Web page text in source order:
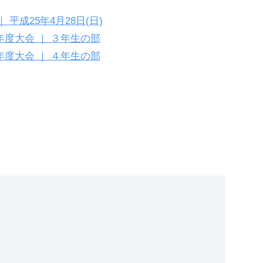
平成25年4月28日(日)
度大会 ｜ ３年生の部
度大会 ｜ ４年生の部